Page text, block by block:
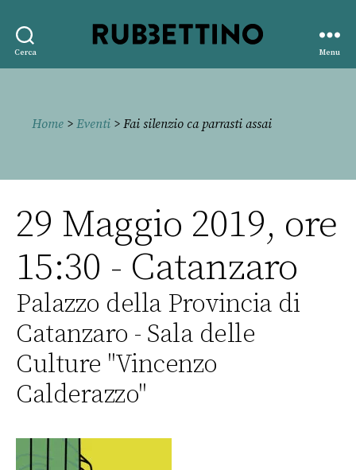
Cerca
editore
Menu
Home > Eventi > Fai silenzio ca parrasti assai
29 Maggio 2019, ore
15:30 - Catanzaro
Palazzo della Provincia di
Catanzaro - Sala delle
Culture "Vincenzo
Calderazzo"